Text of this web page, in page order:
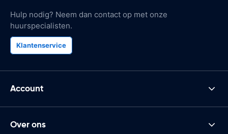
Hulp nodig? Neem dan contact op met onze
huurspecialisten.
Klantenservice
Account
Over ons